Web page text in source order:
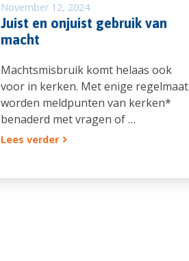
November 12, 2024
Juist en onjuist gebruik van
macht
Machtsmisbruik komt helaas ook
voor in kerken. Met enige regelmaat
worden meldpunten van kerken*
benaderd met vragen of …
Lees verder